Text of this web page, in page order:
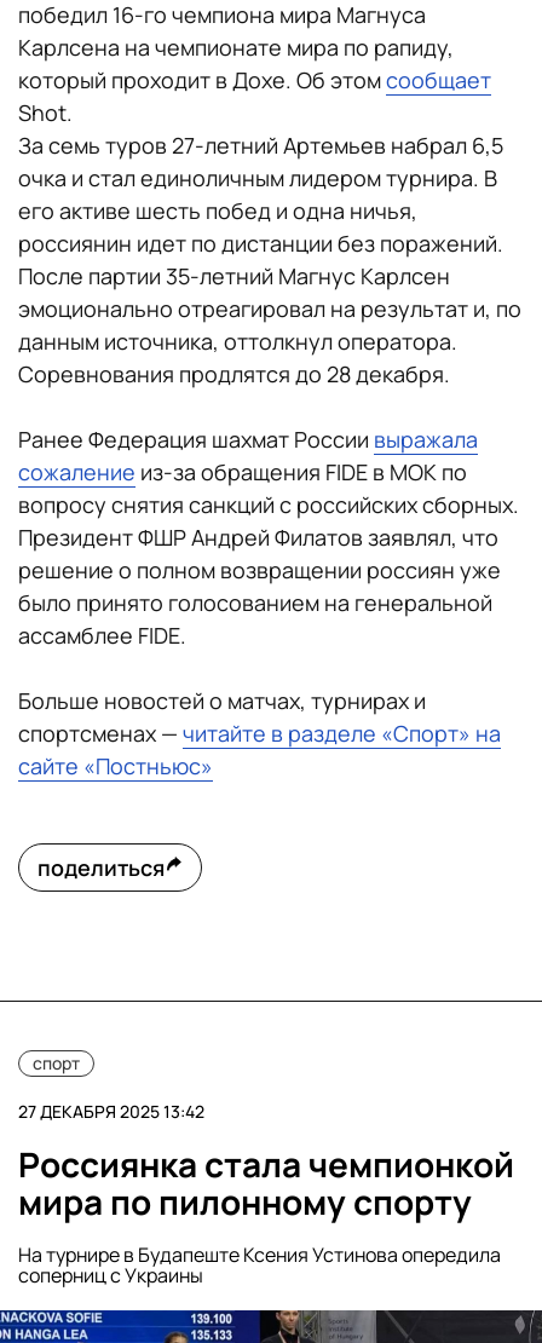
победил 16-го чемпиона мира Магнуса
Карлсена на чемпионате мира по рапиду,
который проходит в Дохе. Об этомсообщает
Shot.
За семь туров 27-летний Артемьев набрал 6,5
очка и стал единоличным лидером турнира. В
его активе шесть побед и одна ничья,
россиянин идет по дистанции без поражений.
После партии 35-летний Магнус Карлсен
эмоционально отреагировал на результат и, по
данным источника, оттолкнул оператора.
Соревнования продлятся до 28 декабря.
Ранее Федерация шахмат России выражала
сожаление из-за обращения FIDE в МОК по
вопросу снятия санкций с российских сборных.
Президент ФШР Андрей Филатов заявлял, что
решение о полном возвращении россиян уже
было принято голосованием на генеральной
ассамблее FIDE.
Больше новостей о матчах, турнирах и
спортсменах — читайте в разделе «Спорт» на
сайте «Постньюс»
поделиться
спорт
27 ДЕКАБРЯ 2025 13:42
Россиянка стала чемпионкой
мира по пилонному спорту
На турнире в Будапеште Ксения Устинова опередила
соперниц с Украины